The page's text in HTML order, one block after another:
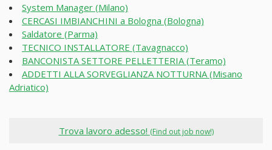
System Manager (Milano)
CERCASI IMBIANCHINI a Bologna (Bologna)
Saldatore (Parma)
TECNICO INSTALLATORE (Tavagnacco)
BANCONISTA SETTORE PELLETTERIA (Teramo)
ADDETTI ALLA SORVEGLIANZA NOTTURNA (Misano
Adriatico)
Trova lavoro adesso! (Find out job now!)